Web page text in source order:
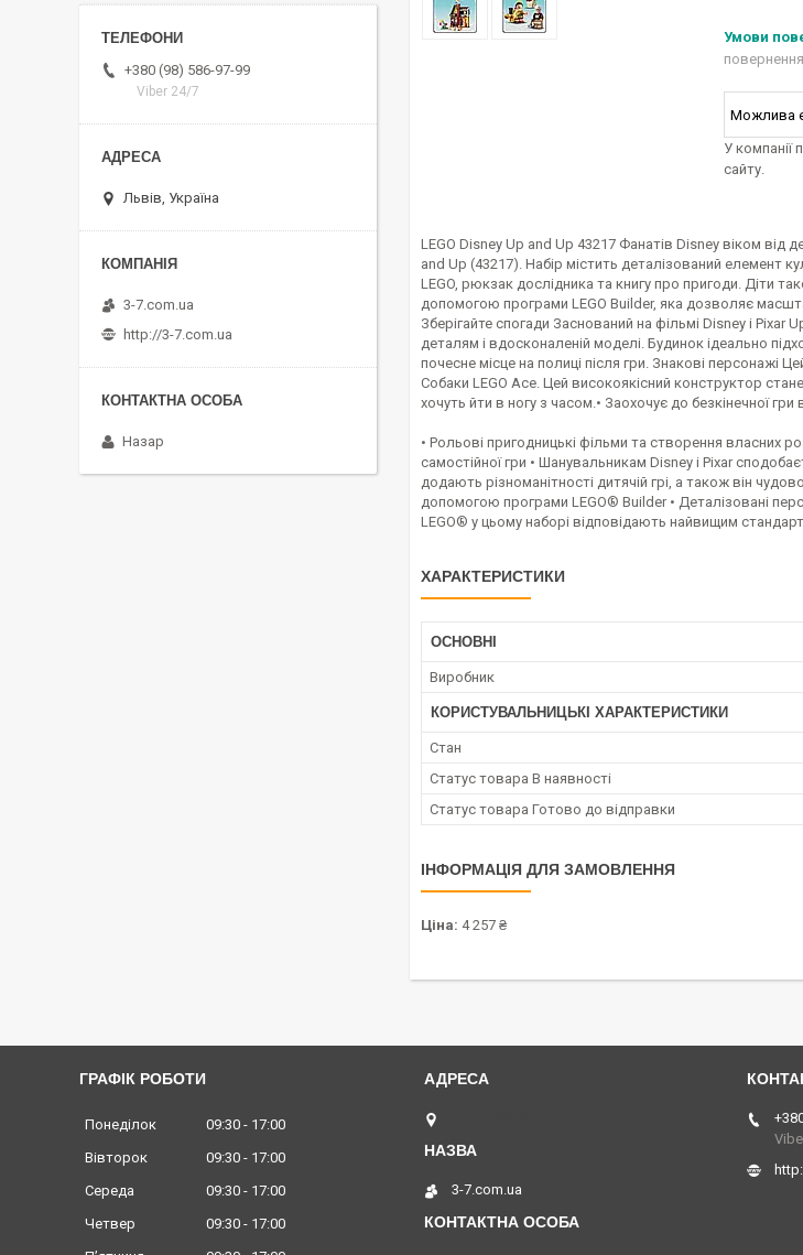
У компанії
сайту.
LEGO Disney Up and Up 43217 Фанатів Disney віком від
and Up (43217). Набір містить деталізований елемент
LEGO, рюкзак дослідника та книгу про пригоди. Діти
допомогою програми LEGO Builder, яка дозволяє
Зберігайте спогади Заснований на фільмі Disney і Pixar
деталям і вдосконаленій моделі. Будинок ідеально
почесне місце на полиці після гри. Знакові персонажі
Собаки LEGO Ace. Цей високоякісний конструктор
хочуть йти в ногу з часом.• Заохочує до безкінечної гри
• Рольові пригодницькі фільми та створення власних
самостійної гри • Шанувальникам Disney і Pixar
додають різноманітності дитячій грі, а також він
допомогою програми LEGO® Builder • Деталізовані
LEGO® у цьому наборі відповідають найвищим
ХАРАКТЕРИСТИКИ
ОСНОВНІ
Виробник
КОРИСТУВАЛЬНИЦЬКІ ХАРАКТЕРИСТИКИ
Стан
Статус товара В наявності
Статус товара Готово до відправки
ІНФОРМАЦІЯ ДЛЯ ЗАМОВЛЕННЯ
Ціна: 4 257 ₴
+380 (98) 586-97-99
Viber 24/7
Львів, Україна
3-7.com.ua
http://3-7.com.ua
Назар
ГРАФІК РОБОТИ
Понеділок 09:30
17:00
Вівторок
09:30
17:00
Середа
09:30
17:00
Четвер
09:30
17:00
3-7.com.ua